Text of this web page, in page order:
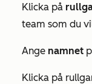
Klicka på
team som du
Ange namnet
Klicka på